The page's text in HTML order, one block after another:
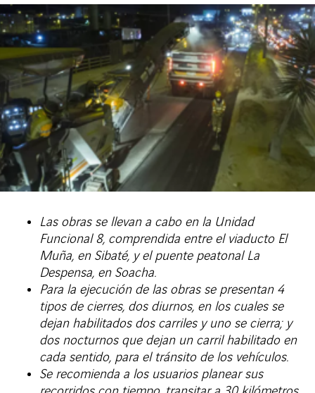
Las obras se llevan a cabo en la Unidad
Funcional 8, comprendida entre el viaducto El
Muña, en Sibaté, y el puente peatonal La
Despensa, en Soacha.
Para la ejecución de las obras se presentan 4
tipos de cierres, dos diurnos, en los cuales se
dejan habilitados dos carriles y uno se cierra; y
dos nocturnos que dejan un carril habilitado en
cada sentido, para el tránsito de los vehículos.
Se recomienda a los usuarios planear sus